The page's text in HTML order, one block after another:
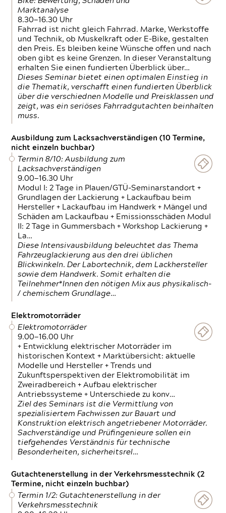
Marktanalyse
8.30—16.30 Uhr
Fahrrad ist nicht gleich Fahrrad. Marke, Werkstoffe
und Technik, ob Muskelkraft oder E-Bike, gestalten
den Preis. Es bleiben keine Wünsche offen und nach
oben gibt es keine Grenzen. In dieser Veranstaltung
erhalten Sie einen fundierten Überblick über…
Dieses Seminar bietet einen optimalen Einstieg in
die Thematik, verschafft einen fundierten Überblick
über die verschiednen Modelle und Preisklassen und
zeigt, was ein seriöses Fahrradgutachten beinhalten
muss.
Ausbildung zum Lacksachverständigen (10 Termine,
nicht einzeln buchbar)
Termin 8/10: Ausbildung zum
Lacksachverständigen
9.00—16.30 Uhr
Modul I: 2 Tage in Plauen/GTÜ-Seminarstandort +
Grundlagen der Lackierung + Lackaufbau beim
Hersteller + Lackaufbau im Handwerk + Mängel und
Schäden am Lackaufbau + Emissionsschäden Modul
II: 2 Tage in Gummersbach + Workshop Lackierung +
La…
Diese Intensivausbildung beleuchtet das Thema
Fahrzeuglackierung aus den drei üblichen
Blickwinkeln. Der Labortechnik, dem Lackhersteller
sowie dem Handwerk. Somit erhalten die
Teilnehmer*Innen den nötigen Mix aus physikalisch-
/ chemischem Grundlage…
Elektromotorräder
Elektromotorräder
9.00—16.00 Uhr
+ Entwicklung elektrischer Motorräder im
historischen Kontext + Marktübersicht: aktuelle
Modelle und Hersteller + Trends und
Zukunftsperspektiven der Elektromobilität im
Zweiradbereich + Aufbau elektrischer
Antriebssysteme + Unterschiede zu konv…
Ziel des Seminars ist die Vermittlung von
spezialisiertem Fachwissen zur Bauart und
Konstruktion elektrisch angetriebener Motorräder.
Sachverständige und Prüfingenieure sollen ein
tiefgehendes Verständnis für technische
Besonderheiten, sicherheitsrel…
Gutachtenerstellung in der Verkehrsmesstechnik (2
Termine, nicht einzeln buchbar)
Termin 1/2: Gutachtenerstellung in der
Verkehrsmesstechnik